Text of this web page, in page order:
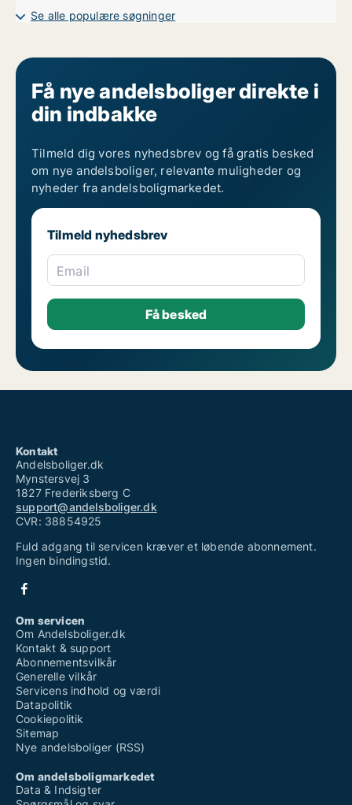
Se alle populære søgninger
Få nye andelsboliger direkte i
din indbakke
Tilmeld dig vores nyhedsbrev og få gratis besked
om nye andelsboliger, relevante muligheder og
nyheder fra andelsboligmarkedet.
Tilmeld nyhedsbrev
Email
Kontakt
Andelsboliger.dk
Mynstersvej 3
1827 Frederiksberg C
support@andelsboliger.dk
CVR: 38854925
Fuld adgang til servicen kræver et løbende abonnement.
Ingen bindingstid.
Om servicen
Om Andelsboliger.dk
Kontakt & support
Abonnementsvilkår
Generelle vilkår
Servicens indhold og værdi
Datapolitik
Cookiepolitik
Sitemap
Nye andelsboliger (RSS)
Om andelsboligmarkedet
Data & Indsigter